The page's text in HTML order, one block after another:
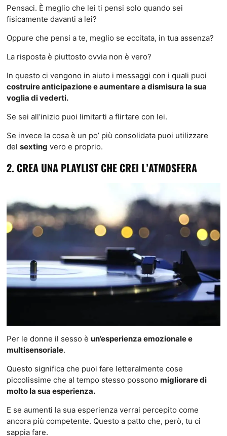
Pensaci. È meglio che lei ti pensi solo quando sei
fisicamente davanti a lei?
Oppure che pensi a te, meglio se eccitata, in tua assenza?
La risposta è piuttosto ovvia non è vero?
In questo ci vengono in aiuto i messaggi con i quali puoi
costruire anticipazione e aumentare a dismisura la sua
voglia di vederti.
Se sei all’inizio puoi limitarti a flirtare con lei.
Se invece la cosa è un po’ più consolidata puoi utilizzare
del sexting vero e proprio.
2. CREA UNA PLAYLIST CHE CREI L’ATMOSFERA
Per le donne il sesso è un’esperienza emozionale e
multisensoriale.
Questo significa che puoi fare letteralmente cose
piccolissime che al tempo stesso possono migliorare di
molto la sua esperienza.
E se aumenti la sua esperienza verrai percepito come
ancora più competente. Questo a patto che, però, tu ci
sappia fare.